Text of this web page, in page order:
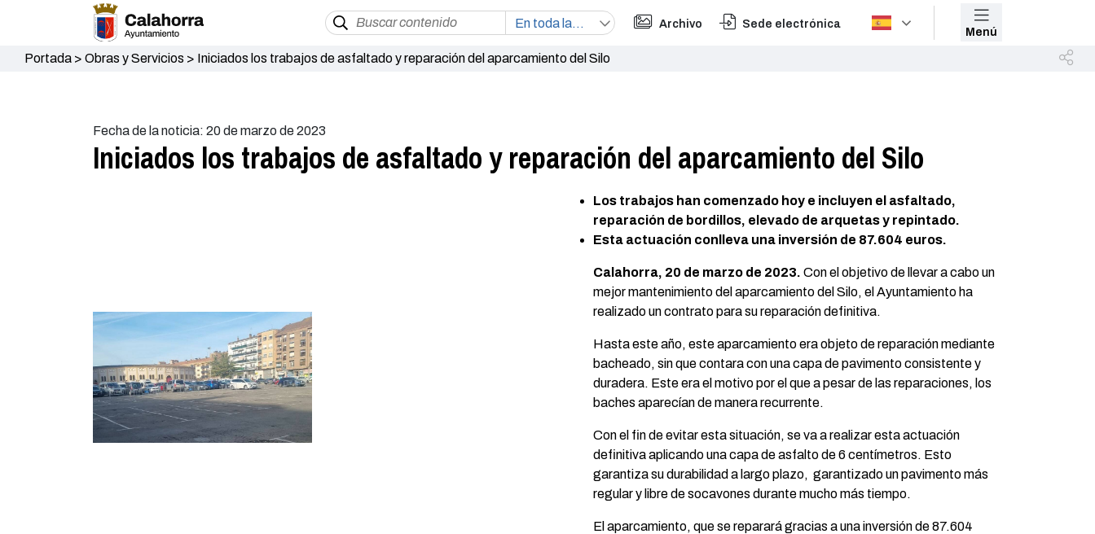
Archivo Sede electrónica
Menú
Portada> Obras y Servicios > Iniciados los trabajos de asfaltado y reparación del aparcamiento del Silo
Fecha de la noticia: 20 de marzo de 2023
Iniciados los trabajos de asfaltado y reparación del aparcamiento del Silo
Los trabajos han comenzado hoy e incluyen el asfaltado,
reparación de bordillos, elevado de arquetas y repintado.
Esta actuación conlleva una inversión de 87.604 euros.
Calahorra, 20 de marzo de 2023. Con el objetivo de llevar a cabo un
mejor mantenimiento del aparcamiento del Silo, el Ayuntamiento ha
realizado un contrato para su reparación definitiva.
Hasta este año, este aparcamiento era objeto de reparación mediante
bacheado, sin que contara con una capa de pavimento consistente y
duradera. Este era el motivo por el que a pesar de las reparaciones, los
baches aparecían de manera recurrente.
Con el fin de evitar esta situación, se va a realizar esta actuación
definitiva aplicando una capa de asfalto de 6 centímetros. Esto
garantiza su durabilidad a largo plazo, garantizado un pavimento más
regular y libre de socavones durante mucho más tiempo.
El aparcamiento, que se reparará gracias a una inversión de 87.604